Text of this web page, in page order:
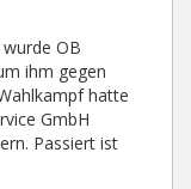
OB
ihm gegen
hatte
GmbH
Passiert ist